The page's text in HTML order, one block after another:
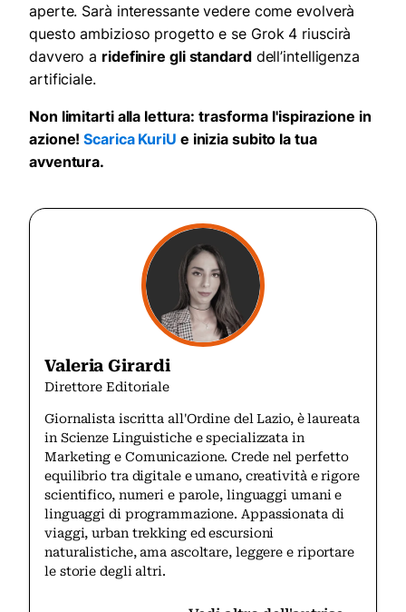
aperte. Sarà interessante vedere come evolverà
questo ambizioso progetto e se Grok 4 riuscirà
davvero a ridefinire gli standarddell’intelligenza
artificiale.
Non limitarti alla lettura: trasforma l'ispirazione in
azione!Scarica KuriU e inizia subito la tua
avventura.
Valeria Girardi
Direttore Editoriale
Giornalista iscritta all'Ordine del Lazio, è laureata
in Scienze Linguistiche e specializzata in
Marketing e Comunicazione. Crede nel perfetto
equilibrio tra digitale e umano, creatività e rigore
scientifico, numeri e parole, linguaggi umani e
linguaggi di programmazione. Appassionata di
viaggi, urban trekking ed escursioni
naturalistiche, ama ascoltare, leggere e riportare
le storie degli altri.